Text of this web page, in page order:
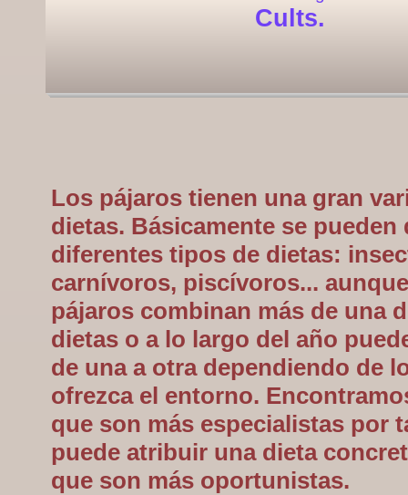
Cults.
Los pájaros tienen una gran
dietas. Básicamente se
diferentes tipos de dietas:
carnívoros, piscívoros...
pájaros combinan más de una
dietas o a lo largo del año
de una a otra dependiendo de
ofrezca el entorno.
que son más especialistas por
puede atribuir una dieta
que son más oportunistas.